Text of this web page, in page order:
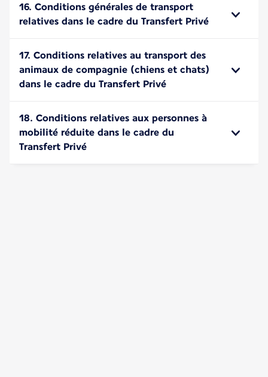
16. Conditions générales de transport
relatives dans le cadre du Transfert Privé
17. Conditions relatives au transport des
animaux de compagnie (chiens et chats)
dans le cadre du Transfert Privé
18. Conditions relatives aux personnes à
mobilité réduite dans le cadre du
Transfert Privé